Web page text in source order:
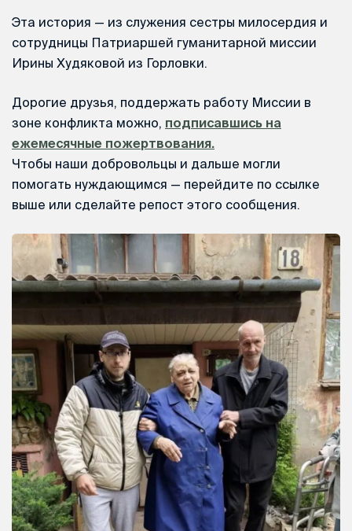
Эта история — из служения сестры милосердия и
сотрудницы Патриаршей гуманитарной миссии
Ирины Худяковой из Горловки.
Дорогие друзья, поддержать работу Миссии в
зоне конфликта можно, подписавшись на
ежемесячные пожертвования.
Чтобы наши добровольцы и дальше могли
помогать нуждающимся — перейдите по ссылке
выше или сделайте репост этого сообщения.